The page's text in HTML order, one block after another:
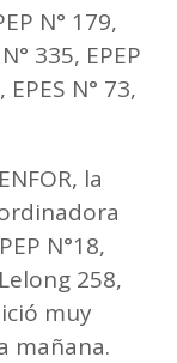
N° 179,
335, EPEP
EPES N° 73,
la
N°18,
258,
muy
mañana.